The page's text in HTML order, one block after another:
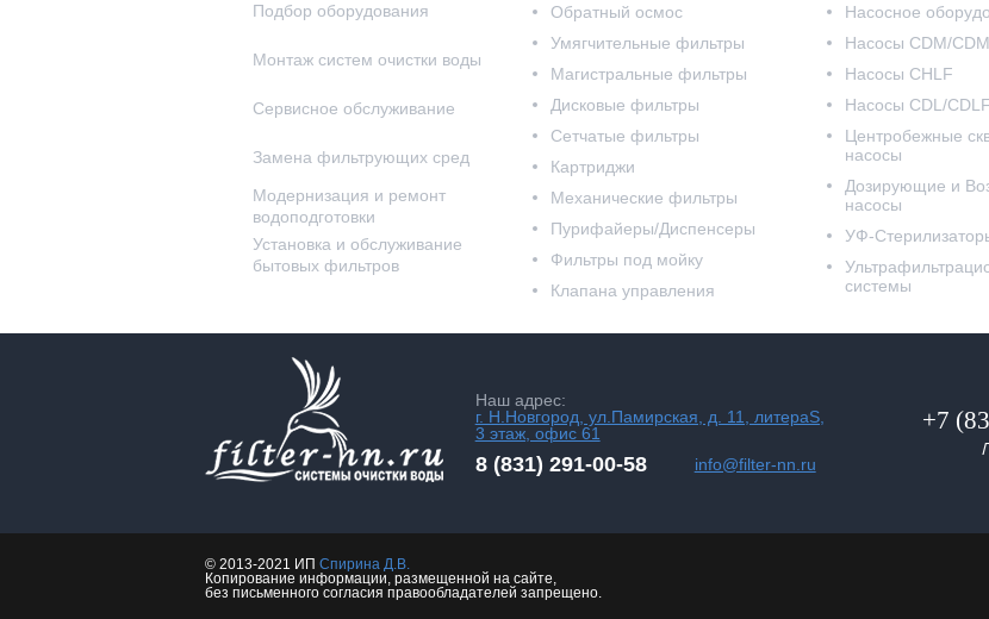
Подбор оборудования
Монтаж систем очистки воды
Сервисное обслуживание
Замена фильтрующих сред
Модернизация и ремонт
водоподготовки
Установка и обслуживание
бытовых фильтров
Обратный осмос
Умягчительные фильтры
Магистральные фильтры
Дисковые фильтры
Сетчатые фильтры
Картриджи
Механические фильтры
Пурифайеры/Диспенсеры
Фильтры под мойку
Клапана управления
Насосное
Насосы CDM/
Насосы CHLF
Насосы CDL/CDLF
Центробежные
насосы
Дозирующие и
насосы
УФ-
системы
Наш адрес:
г. Н.Новгород, ул.Памирская, д. 11, литераS,
3 этаж, офис 61
8 (831) 291-00-58 info@filter-nn.ru
+7
© 2013-2021 ИП Спирина Д.В.
Копирование информации, размещенной на сайте,
без письменного согласия правообладателей запрещено.